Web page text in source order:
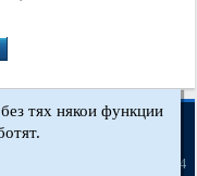
и статии·Карта на сайта
5er E34
тях някои функции